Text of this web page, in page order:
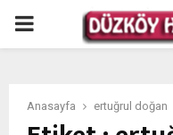
PRIMARY
Anasayfa ertuğrul doğan